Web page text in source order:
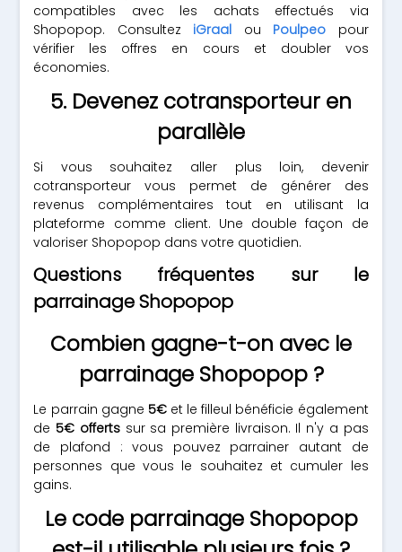
compatibles avec les achats effectués via
Shopopop. Consultez iGraal ou Poulpeo pour
vérifier les offres en cours et doubler vos
économies.
5. Devenez cotransporteur en
parallèle
Si vous souhaitez aller plus loin, devenir
cotransporteur vous permet de générer des
revenus complémentaires tout en utilisant la
plateforme comme client. Une double façon de
valoriser Shopopop dans votre quotidien.
Questions fréquentes sur le
parrainage Shopopop
Combien gagne-t-on avec le
parrainage Shopopop ?
Le parrain gagne 5€et le filleul bénéficie également
de 5€ offertssur sa première livraison. Il n'y a pas
de plafond : vous pouvez parrainer autant de
personnes que vous le souhaitez et cumuler les
gains.
Le code parrainage Shopopop